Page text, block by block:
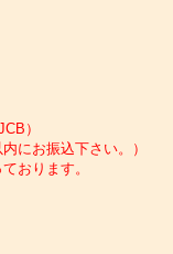
）
にお振込下さい。）
おります。